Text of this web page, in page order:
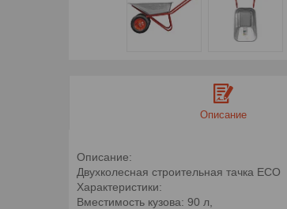
Описание
Описание:
Двухколесная строительная тачка ECO
Характеристики:
Вместимость кузова: 90 л,